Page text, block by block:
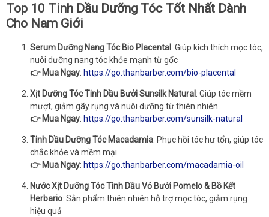
Top 10 Tinh Dầu Dưỡng Tóc Tốt Nhất Dành
Cho Nam Giới
Serum Dưỡng Nang Tóc Bio Placental : Giúp kích thích mọc tóc,
nuôi dưỡng nang tóc khỏe mạnh từ gốc
👉 Mua Ngay: https://go.thanbarber.com/bio-placental
Xịt Dưỡng Tóc Tinh Dầu Bưởi Sunsilk Natural : Giúp tóc mềm
mượt, giảm gãy rụng và nuôi dưỡng từ thiên nhiên
👉 Mua Ngay: https://go.thanbarber.com/sunsilk-natural
Tinh Dầu Dưỡng Tóc Macadamia: Phục hồi tóc hư tổn, giúp tóc
chắc khỏe và mềm mại
👉 Mua Ngay: https://go.thanbarber.com/macadamia-oil
Nước Xịt Dưỡng Tóc Tinh Dầu Vỏ Bưởi Pomelo & Bồ Kết
Herbario: Sản phẩm thiên nhiên hỗ trợ mọc tóc, giảm rụng
hiệu quả